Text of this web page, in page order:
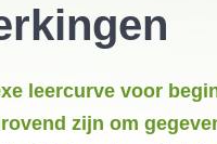
leercurve voor
zijn om